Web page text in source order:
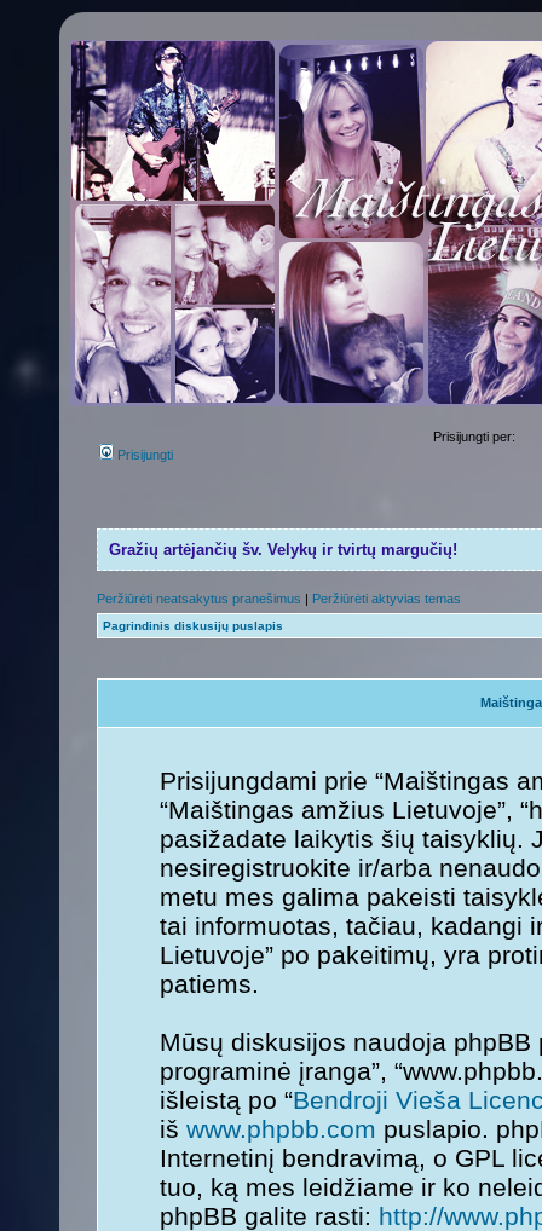
Prisijungti
Prisijungti per:
Gražių artėjančių šv. Velykų ir tvirtų margučių!
Peržiūrėti neatsakytus pranešimus | Peržiūrėti aktyvias temas
Pagrindinis diskusijų puslapis
Prisijungdami prie “Maištingas
“Maištingas amžius Lietuvoje”,
pasižadate laikytis šių taisyklių.
nesiregistruokite ir/arba
metu mes galima pakeisti
tai informuotas, tačiau, kadangi
Lietuvoje” po pakeitimų, yra
patiems.
Mūsų diskusijos naudoja phpBB
programinė įranga”,
išleistą po “Bendroji Vieša
iš www.phpbb.com puslapio.
Internetinį bendravimą, o GPL
tuo, ką mes leidžiame ir ko
phpBB galite rasti: http://